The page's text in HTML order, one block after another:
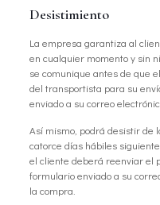
Desistimiento
La empresa garantiza al
en cualquier momento y sin
se comunique antes de que
del transportista para su
enviado a su correo
Así mismo, podrá desistir de
catorce días hábiles
el cliente deberá reenviar el
formulario enviado a su
la compra.